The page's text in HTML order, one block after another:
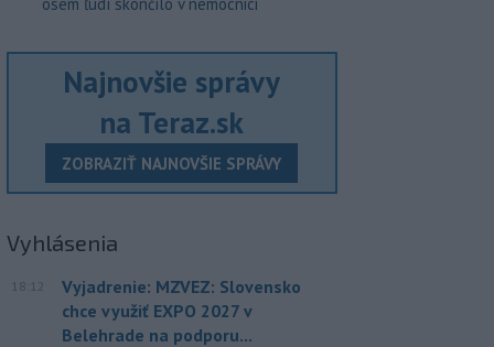
Najnovšie správy
na Teraz.sk
ZOBRAZIŤ NAJNOVŠIE SPRÁVY
Vyhlásenia
18:12
Vyjadrenie: MZVEZ: Slovensko
chce využiť EXPO 2027 v
Belehrade na podporu...